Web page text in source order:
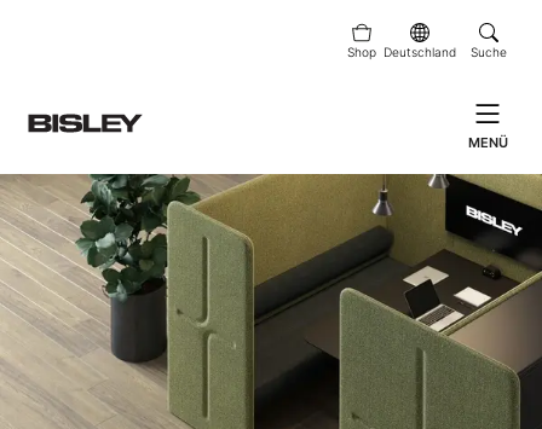
Shop Deutschland Suche
MENÜ